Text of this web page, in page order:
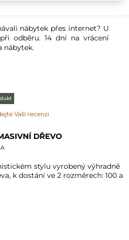
nábytek přes internet? U
odběru. 14 dní na vrácení
nábytek.
Vaší recenzi
DŘEVO
stylu vyrobený výhradně
k dostání ve 2 rozměrech: 100 a